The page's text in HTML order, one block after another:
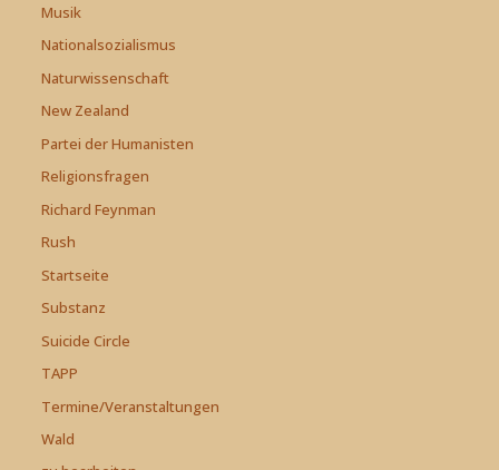
Musik
Nationalsozialismus
Naturwissenschaft
New Zealand
Partei der Humanisten
Religionsfragen
Richard Feynman
Rush
Startseite
Substanz
Suicide Circle
TAPP
Termine/Veranstaltungen
Wald